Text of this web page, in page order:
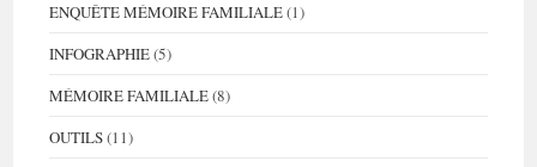
ENQUÊTE MÉMOIRE FAMILIALE(1)
INFOGRAPHIE(5)
MÉMOIRE FAMILIALE(8)
OUTILS(11)